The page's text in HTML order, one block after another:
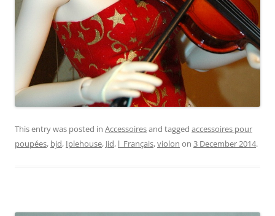
This entry was posted in Accessoiresand tagged accessoires pour
poupées, bjd, Iplehouse, Jid, l_Français,violon on 3 December 2014.